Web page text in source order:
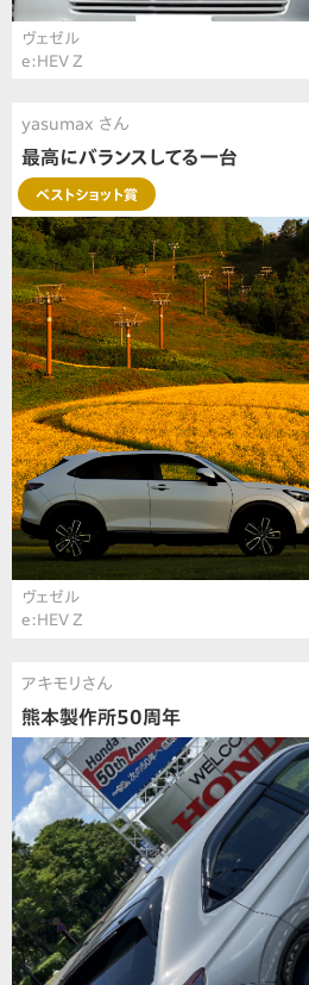
ヴェゼル
e:HEV Z
yasumax さん
最高にバランスしてる一台
ベストショット賞
ヴェゼル
e:HEV Z
アキモリさん
熊本製作所50周年